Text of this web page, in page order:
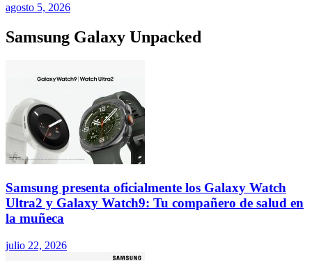
agosto 5, 2026
Samsung Galaxy Unpacked
Samsung presenta oficialmente los Galaxy Watch
Ultra2 y Galaxy Watch9: Tu compañero de salud en
la muñeca
julio 22, 2026